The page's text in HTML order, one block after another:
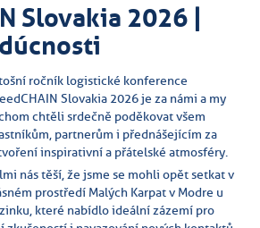
Slovakia 2026 |
ročník logistické konference
Slovakia 2026 je za námi a my
chtěli srdečně poděkovat všem
partnerům i přednášejícím za
inspirativní a přátelské atmosféry.
nás těší, že jsme se mohli opět setkat v
prostředí Malých Karpat v Modre u
které nabídlo ideální zázemí pro